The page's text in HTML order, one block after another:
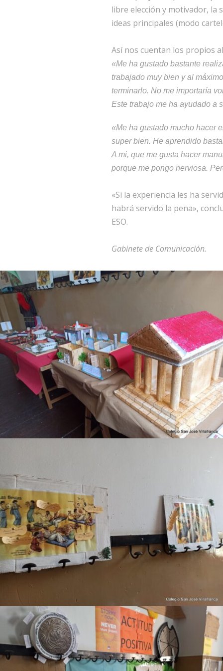
libre elección y motivador, la
ideas principales (modo
Así nos cuentan los propios
«Me ha gustado bastante
trabajado muy bien y al
terminarlo. No me importaría
Este trabajo me ha ayudado a
«Me ha gustado mucho hacer
super bien. He aprendido
A mi, que me gusta hacer
porque me pongo nerviosa.
«Si la experiencia les ha
habrá servido la pena»,
ESO.
Gabinete de Comunicación.